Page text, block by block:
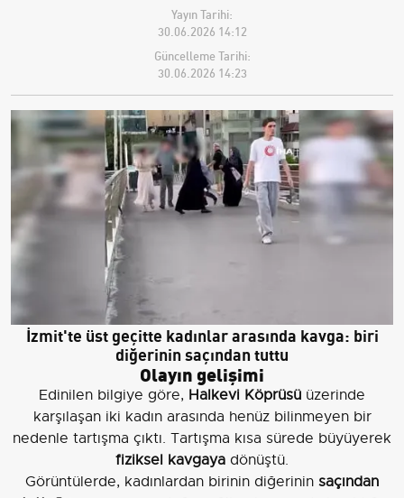
Yayın Tarihi:
30.06.2026 14:12
Güncelleme Tarihi:
30.06.2026 14:23
İzmit'te üst geçitte kadınlar arasında kavga: biri
diğerinin saçından tuttu
Olayın gelişimi
Edinilen bilgiye göre, Halkevi Köprüsü üzerinde
karşılaşan iki kadın arasında henüz bilinmeyen bir
nedenle tartışma çıktı. Tartışma kısa sürede büyüyerek
fiziksel kavgaya dönüştü.
Görüntülerde, kadınlardan birinin diğerinin saçından